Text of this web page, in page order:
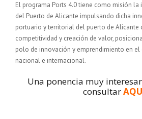
El programa Ports 4.0 tiene como misión
del Puerto de Alicante impulsando dicha
portuario y territorial del puerto de Alicante
competitividad y creación de valor,
polo de innovación y emprendimiento en
nacional e internacional.
Una ponencia muy
consultar